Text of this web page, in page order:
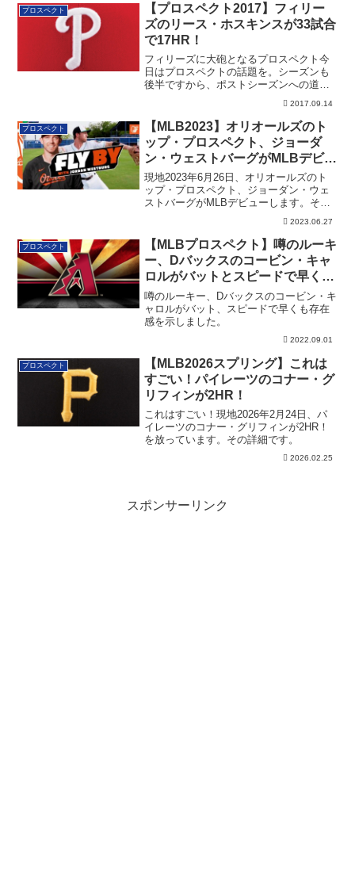
プロスペクト
【プロスペクト2017】フィリー
ズのリース・ホスキンスが33試合
で17HR！
フィリーズに大砲となるプロスペクト今
日はプロスペクトの話題を。シーズンも
後半ですから、ポストシーズンへの道の
2017.09.14
プロスペクト
【MLB2023】オリオールズのト
ップ・プロスペクト、ジョーダ
ン・ウェストバーグがMLBデビュ
ーへ
現地2023年6月26日、オリオールズのト
ップ・プロスペクト、ジョーダン・ウェ
ストバーグがMLBデビューします。その
2023.06.27
プロスペクト
【MLBプロスペクト】噂のルーキ
ー、Dバックスのコービン・キャ
ロルがバットとスピードで早くも
存在感を示す
噂のルーキー、Dバックスのコービン・キ
ャロルがバット、スピードで早くも存在
感を示しました。
2022.09.01
プロスペクト
【MLB2026スプリング】これは
すごい！パイレーツのコナー・グ
リフィンが2HR！
これはすごい！現地2026年2月24日、パ
イレーツのコナー・グリフィンが2HR！
を放っています。その詳細です。
2026.02.25
スポンサーリンク